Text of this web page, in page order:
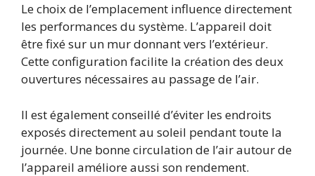
Le choix de l’emplacement influence directement
les performances du système. L’appareil doit
être fixé sur un mur donnant vers l’extérieur.
Cette configuration facilite la création des deux
ouvertures nécessaires au passage de l’air.
Il est également conseillé d’éviter les endroits
exposés directement au soleil pendant toute la
journée. Une bonne circulation de l’air autour de
l’appareil améliore aussi son rendement.